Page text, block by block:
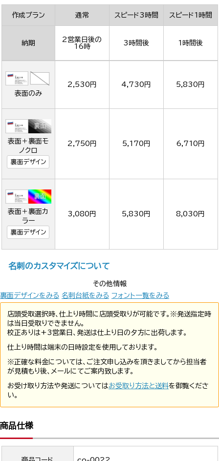
作成プラン 通常 スピード3時間 スピード1時間
納期
2営業日後の
16時
3時間後 1時間後
表面のみ
2,530円 4,730円 5,830円
表面＋裏面モ
ノクロ
裏面デザイン
2,750円 5,170円 6,710円
表面＋裏面カ
ラー
裏面デザイン
3,080円 5,830円 8,030円
名刺のカスタマイズについて
その他情報
裏面デザインをみる 名刺台紙をみる フォント一覧をみる
店頭受取選択時、仕上り時間に店頭受取りが可能です。※発送指定時
は当日受取りできません。
校正ありは+3営業日、発送は仕上り日の夕方に出荷します。
仕上り時間は端末の日時設定を使用しております。
※正確な料金については、ご注文申し込みを頂きましてから担当者
が見積もり後、メールにてご案内致します。
お受け取り方法や発送についてはお受取り方法と送料を御覧くださ
い。
商品仕様